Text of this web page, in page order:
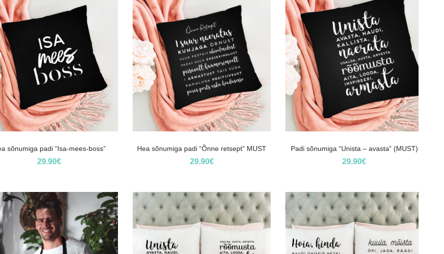
sõnumiga padi “Isa-mees-boss”
29.90€
Hea sõnumiga padi “Õnne retsept” MUST
29.90€
Padi sõnumiga “Unista – avasta” (MUST)
29.90€